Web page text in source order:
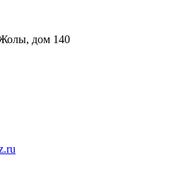
дом 140